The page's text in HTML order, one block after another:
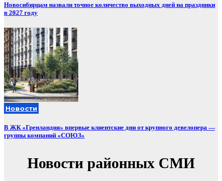
Новосибирцам назвали точное количество выходных дней на праздники
в 2027 году
Новости
В ЖК «Гренландия» впервые клиентские дни от крупного девелопера —
группы компаний «СОЮЗ»